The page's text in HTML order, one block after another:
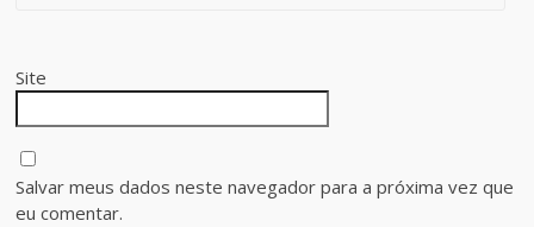
Site
Salvar meus dados neste navegador para a próxima vez que
eu comentar.